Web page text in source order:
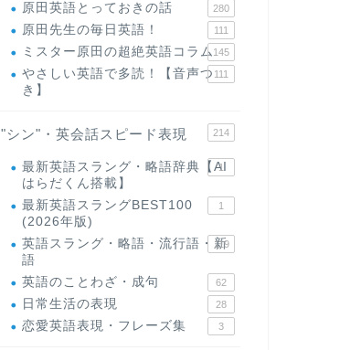
原田英語とっておきの話 280
原田先生の毎日英語！ 111
ミスター原田の超絶英語コラム145
やさしい英語で多読！【音声つ
き】
111
"シン"・英会話スピード表現 214
最新英語スラング・略語辞典【AI
はらだくん搭載】
1
最新英語スラングBEST100
(2026年版)
1
英語スラング・略語・流行語・新
語
119
英語のことわざ・成句 62
日常生活の表現 28
恋愛英語表現・フレーズ集 3